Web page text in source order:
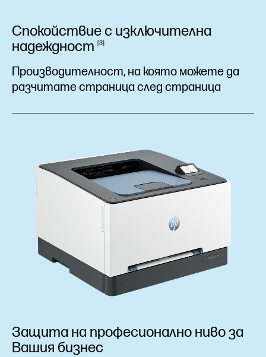
Спокойствие с изключителна
надеждност
3
Производителност, на която можете да
разчитате страница след страница
Защита на професионално ниво за
Вашия бизнес